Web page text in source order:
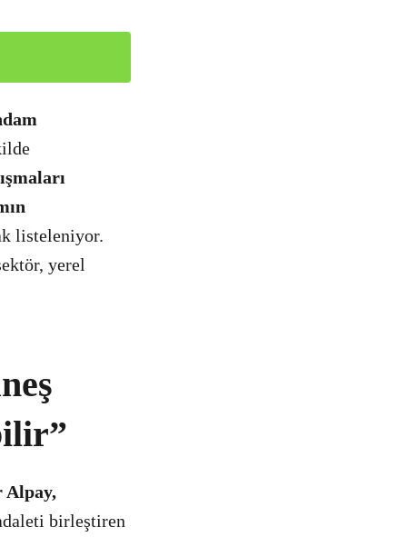
listeleniyor.
yerel
Alpay,
birleştiren